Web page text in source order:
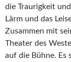
die Traurigkeit
Lärm und das
Zusammen mit
Theater des
auf die Bühne. Es